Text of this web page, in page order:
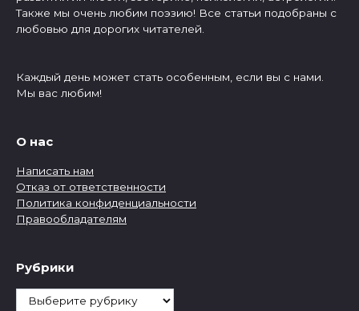
Также мы очень любим поэзию! Все статьи подобраны с
любовью для дорогих читателей.
Каждый день может стать особенным, если вы с нами.
Мы вас любим!
О нас
Написать нам
Отказ от ответственности
Политика конфиденциальности
Правообладателям
Рубрики
Рубрики